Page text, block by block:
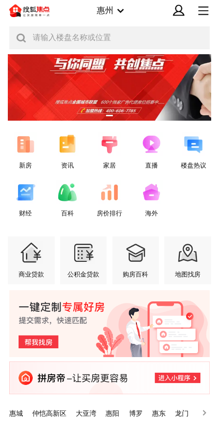
惠州
请输入楼盘名称或位置
新房 资讯 家居 直播 楼盘热议
财经 百科 房价排行 海外
商业贷款 公积金贷款 购房百科 地图找房
惠城 仲恺高新区 大亚湾 惠阳 博罗 惠东 龙门